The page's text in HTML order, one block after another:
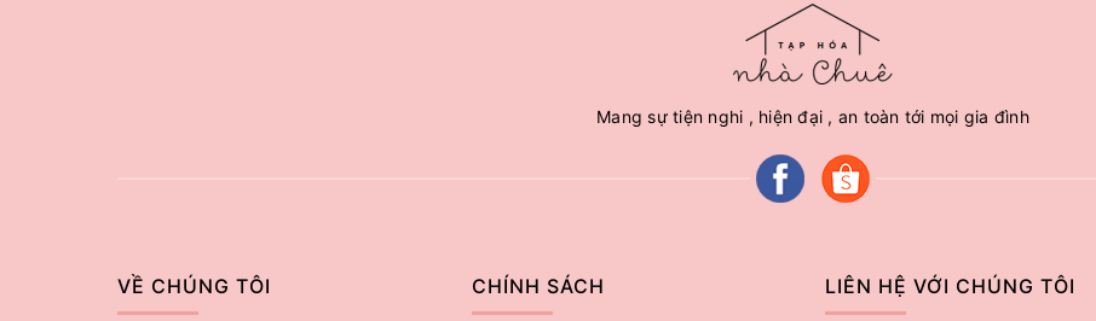
Mang sự tiện nghi , hiện đại , an toàn tới mọi gia đình
VỀ CHÚNG TÔI CHÍNH SÁCH LIÊN HỆ VỚI CHÚNG TÔI